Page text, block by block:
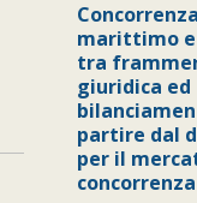
marittimo
tra
giuridica ed
partire dal
per il
concorrenza